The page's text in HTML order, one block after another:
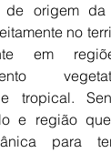
de origem
no
em
tropical.
e região
para